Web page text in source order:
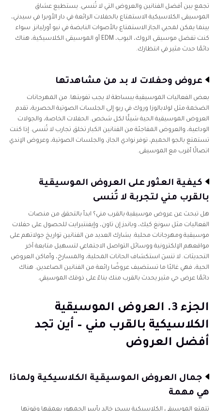
تجمع بين أفضل الفنانين والعروض التي لا تُنسى. يستطيع عشاق
الموسيقى الكلاسيكية الاستمتاع بالحفلات الرائعة في دار الأوبرا في سيدني،
بينما يمكن لمحبي الجاز الاستمتاع بالأصوات النابضة في نيو أورليانز. سواء
كنت تفضل موسيقى الروك، البوب، EDM أو الموسيقى الكلاسيكية، هناك
دائمًا حدث مثير في انتظارك.
عروض وحفلات لا بد من مشاهدتها
بعض الفعاليات الموسيقية ببساطة لا يجب تفويتها. من المهرجانات
الضخمة مثل لولابالوزا وروك في ريو إلى الجلسات الصوتية الحصرية، تقدم
العروض الموسيقية الحية شيئًا لكل شخص. الحفلات الخاصة، والجولات
الوداعية، والعروض المفاجئة من الفنانين الكبار تخلق تجارب لا تُنسى. إذا كنت
تستمتع بالجو الحميم، توفر نوادي الجاز، والجلسات الصوتية، وعروض الإندي
اتصالًا أقرب مع الموسيقى.
كيفية العثور على العروض الموسيقية
بالقرب مني لتجربة لا تُنسى
هل تبحث عن عروض موسيقية بالقرب مني؟ ابدأ بالتحقق من منصات
الفعاليات مثل سونغ كيك، وباندز إن تاون، وإيفنتبرايت للحصول على حفلات
موسيقية ومهرجانات محلية. يشارك العديد من الفنانين تواريخ جولاتهم على
مواقعهم الإلكترونية ووسائل التواصل الاجتماعي لتسهيل متابعة آخر
التحديثات. لا تنسَ استكشاف الحانات المحلية، والمسارح، وأماكن العروض
الحية، فهي غالبًا ما تستضيف عروضًا رائعة من الفنانين الصاعدين. هناك
دائمًا عرض حي مثير يحدث بالقرب منك بناءً على ذوقك الموسيقي.
الجزء 3. العروض الموسيقية
الكلاسيكية بالقرب مني – أين تجد
أفضل العروض
جمال العروض الموسيقية الكلاسيكية ولماذا
هي مهمة
تتمتع الموسيقى الكلاسيكية بسحر خالد يأسر الجمهور بعمقها وقوتها